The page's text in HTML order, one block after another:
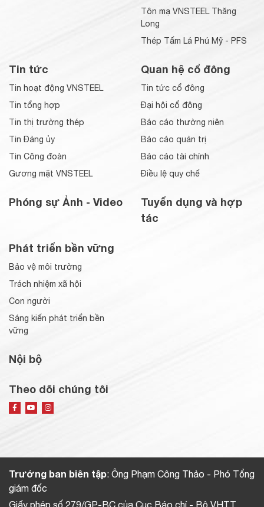
Tôn mạ VNSTEEL Thăng
Long
Thép Tấm Lá Phú Mỹ - PFS
Tin tức
Tin hoạt động VNSTEEL
Tin tổng hợp
Tin thị trường thép
Tin Đảng ủy
Tin Công đoàn
Gương mặt VNSTEEL
Phóng sự Ảnh - Video
Quan hệ cổ đông
Tin tức cổ đông
Đại hội cổ đông
Báo cáo thường niên
Báo cáo quản trị
Báo cáo tài chính
Điều lệ quy chế
Tuyển dụng và hợp
tác
Phát triển bền vững
Bảo vệ môi trường
Trách nhiệm xã hội
Con người
Sáng kiến phát triển bền
vững
Nội bộ
Theo dõi chúng tôi
Trưởng ban biên tập: Ông Phạm Công Thảo - Phó Tổng
giám đốc